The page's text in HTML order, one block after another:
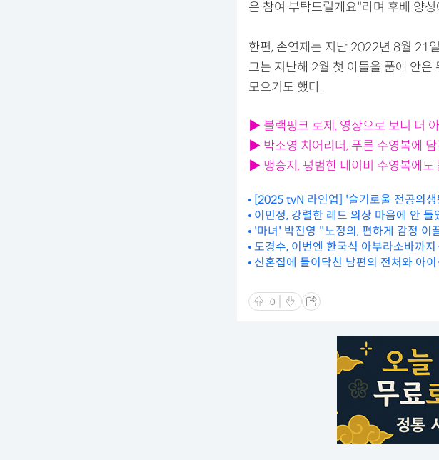
은 참여 부탁드릴게요"라며 후배 양
한편, 손연재는 지난 2022년 8월 21
그는 지난해 2월 첫 아들을 품에 안
모으기도 했다.
▶ 블랙핑크 로제, 영상으로 보니 더
▶ 박소영 치어리더, 푸른 수영복에
▶ 맹승지, 평범한 네이비 수영복에
[2025 tvN 라인업] '슬기로울 전공의
이민정, 강렬한 레드 의상 마음에 안
'마녀' 박진영 "노정의, 편하게 감정
도경수, 이번엔 한국식 아부라소바까
신혼집에 들이닥친 남편의 전처와 아
0